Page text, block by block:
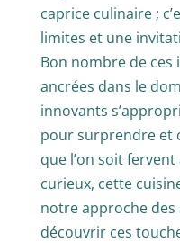
caprice culinaire ;
limites et une
Bon nombre de
ancrées dans le
innovants
pour surprendre et
que l’on soit
curieux, cette
notre approche
découvrir ces